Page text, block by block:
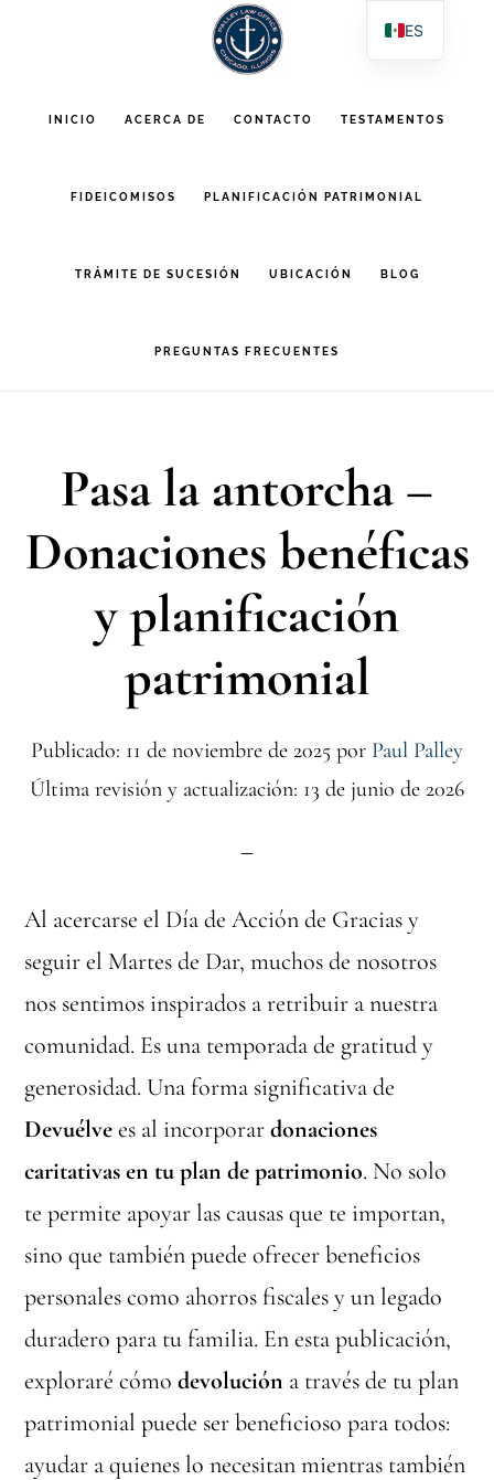
INICIO ACERCA DE CONTACTO TESTAMENTOS
FIDEICOMISOS PLANIFICACIÓN PATRIMONIAL
TRÁMITE DE SUCESIÓN UBICACIÓN BLOG
PREGUNTAS FRECUENTES
Pasa la antorcha –
Donaciones benéficas
y planificación
patrimonial
Publicado: 11 de noviembre de 2025 por Paul Palley
Última revisión y actualización: 13 de junio de 2026
Al acercarse el Día de Acción de Gracias y
seguir el Martes de Dar, muchos de nosotros
nos sentimos inspirados a retribuir a nuestra
comunidad. Es una temporada de gratitud y
generosidad. Una forma significativa de
Devuélvees al incorporardonaciones
caritativas en tu plan de patrimonio. No solo
te permite apoyar las causas que te importan,
sino que también puede ofrecer beneficios
personales como ahorros fiscales y un legado
duradero para tu familia. En esta publicación,
exploraré cómodevolución a través de tu plan
patrimonial puede ser beneficioso para todos:
ayudar a quienes lo necesitan mientras también
ES